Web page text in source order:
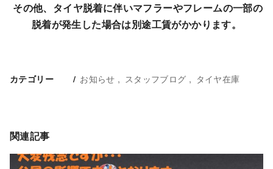
その他、タイヤ脱着に伴いマフラーやフレームの一部の
脱着が発生した場合は別途工賃がかかります。
カテゴリー お知らせ スタッフブログ タイヤ在庫
関連記事